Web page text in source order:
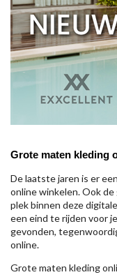
Grote maten kleding
De laatste jaren is er
online winkelen. Ook
plek binnen deze
een eind te rijden voor
gevonden,
online.
Grote maten kleding